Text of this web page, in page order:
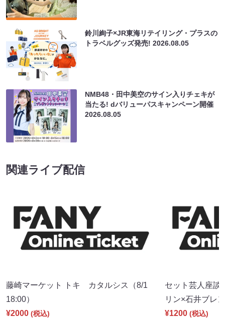
鈴川絢子×JR東海リテイリング・プラスの
トラベルグッズ発売!2026.08.05
NMB48・田中美空のサイン入りチェキが
当たる! dバリューパスキャンペーン開催
2026.08.05
関連ライブ配信
藤崎マーケット トキ カタルシス（8/1
18:00）
¥2000 (税込)
セット芸人座談
リン×石井ブレ
¥1200 (税込)